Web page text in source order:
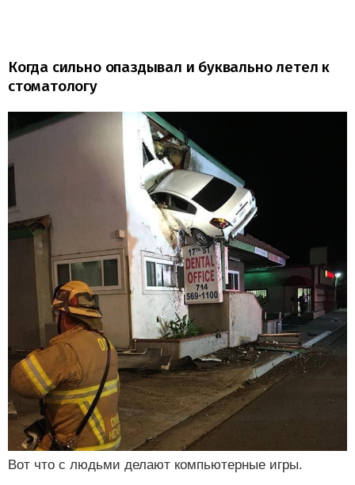
Когда сильно опаздывал и буквально летел к
стоматологу
Вот что с людьми делают компьютерные игры.